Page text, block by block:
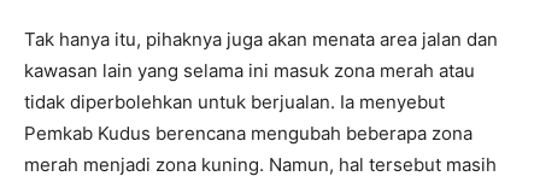
Tak hanya itu, pihaknya juga akan menata area jalan dan
kawasan lain yang selama ini masuk zona merah atau
tidak diperbolehkan untuk berjualan. Ia menyebut
Pemkab Kudus berencana mengubah beberapa zona
merah menjadi zona kuning. Namun, hal tersebut masih